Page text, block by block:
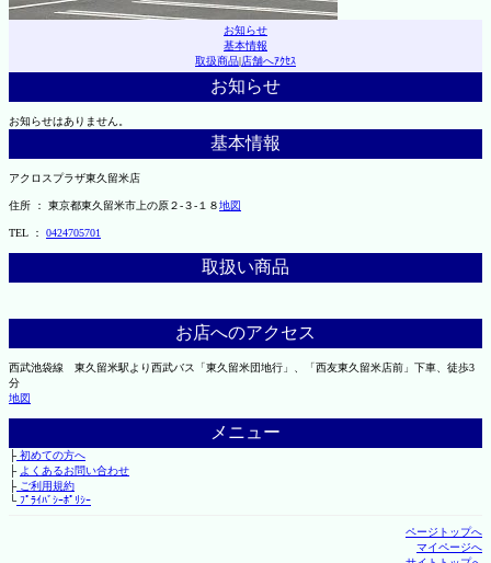
お知らせ
基本情報
取扱商品|店舗へｱｸｾｽ
お知らせ
お知らせはありません。
基本情報
アクロスプラザ東久留米店
住所 ： 東京都東久留米市上の原２-３-１８地図
TEL ： 0424705701
取扱い商品
お店へのアクセス
西武池袋線 東久留米駅より西武バス「東久留米団地行」、「西友東久留米店前」下車、徒歩3
分
地図
メニュー
├初めての方へ
├ よくあるお問い合わせ
├ご利用規約
└ﾌﾟﾗｲﾊﾞｼｰﾎﾟﾘｼｰ
ページトップへ
マイページへ